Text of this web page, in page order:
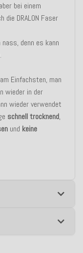
bei einem
die DRALON Faser
denn es kann
Einfachsten, man
wieder in der
wieder verwendet
schnell trocknend,
und keine